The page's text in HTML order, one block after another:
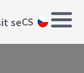
Main
seCS